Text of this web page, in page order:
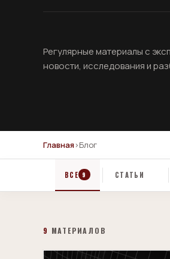
Регулярные материалы с
новости, исследования и
Главная›Блог
ВСЕ 9 СТАТЬИ
9 МАТЕРИАЛОВ